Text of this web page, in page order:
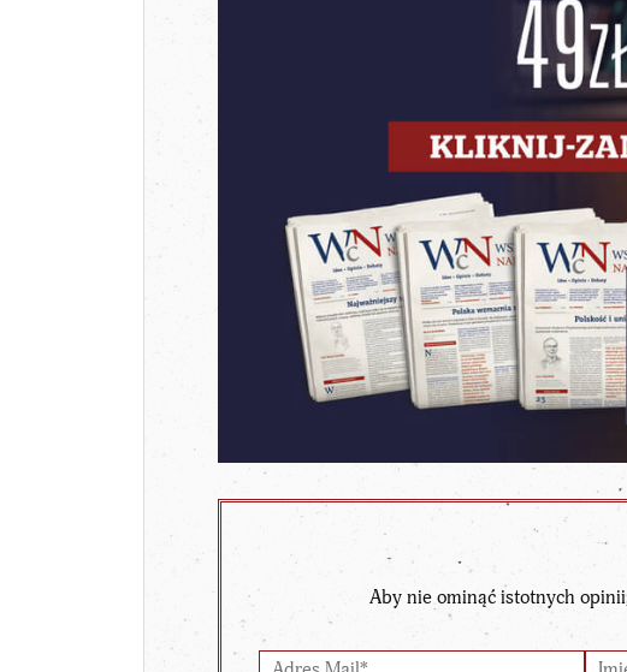
Aby nie ominąć istotnych